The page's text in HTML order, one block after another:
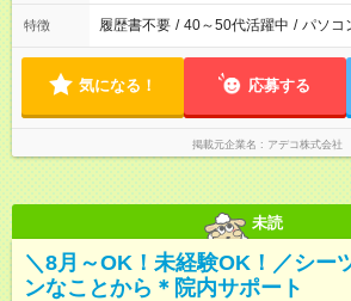
特徴 履歴書不要 / 40～50代活躍中 / パソコ
気になる！ 応募する
掲載元企業名 アデコ株式会社
未読
＼8月～OK！未経験OK！／シー
ンなことから＊院内サポート